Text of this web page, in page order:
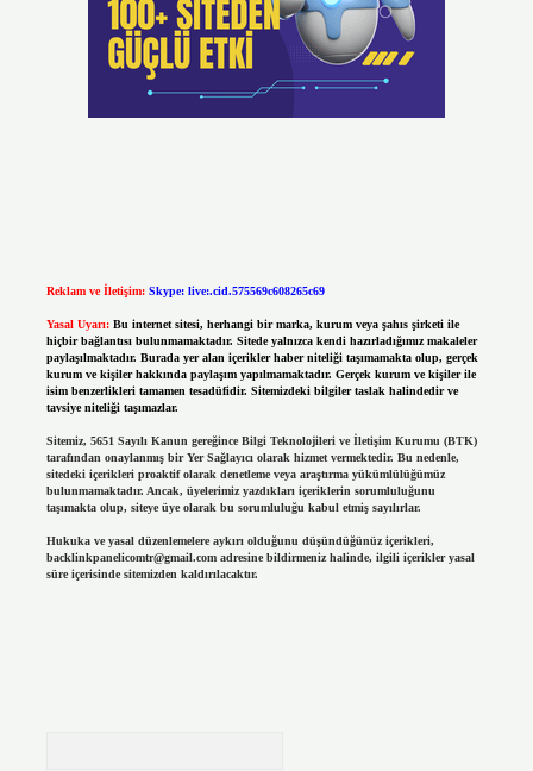
Reklam ve İletişim: Skype: live:.cid.575569c608265c69
Yasal Uyarı: Bu internet sitesi, herhangi bir marka, kurum veya şahıs şirketi ile
hiçbir bağlantısı bulunmamaktadır. Sitede yalnızca kendi hazırladığımız makaleler
paylaşılmaktadır. Burada yer alan içerikler haber niteliği taşımamakta olup, gerçek
kurum ve kişiler hakkında paylaşım yapılmamaktadır. Gerçek kurum ve kişiler ile
isim benzerlikleri tamamen tesadüfidir. Sitemizdeki bilgiler taslak halindedir ve
tavsiye niteliği taşımazlar.
Sitemiz, 5651 Sayılı Kanun gereğince Bilgi Teknolojileri ve İletişim Kurumu (BTK)
tarafından onaylanmış bir Yer Sağlayıcı olarak hizmet vermektedir. Bu nedenle,
sitedeki içerikleri proaktif olarak denetleme veya araştırma yükümlülüğümüz
bulunmamaktadır. Ancak, üyelerimiz yazdıkları içeriklerin sorumluluğunu
taşımakta olup, siteye üye olarak bu sorumluluğu kabul etmiş sayılırlar.
Hukuka ve yasal düzenlemelere aykırı olduğunu düşündüğünüz içerikleri,
backlinkpanelicomtr@gmail.comadresine bildirmeniz halinde, ilgili içerikler yasal
süre içerisinde sitemizden kaldırılacaktır.